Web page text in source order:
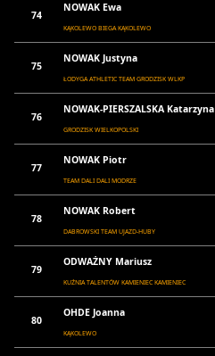
74
NOWAK Ewa
KĄKOLEWO BIEGA KĄKOLEWO
75
NOWAK Justyna
ŁODYGA ATHLETIC TEAM GRODZISK WLKP
76
NOWAK-PIERSZALSKA Katarzyna
GRODZISK WIELKOPOLSKI
77
NOWAK Piotr
TEAM DALI DALI MODRZE
78
NOWAK Robert
DABROWSKI TEAM UJAZD-HUBY
79
ODWAŻNY Mariusz
KUŹNIA TALENTÓW KAMIENIEC KAMIENIEC
80
OHDE Joanna
KĄKOLEWO